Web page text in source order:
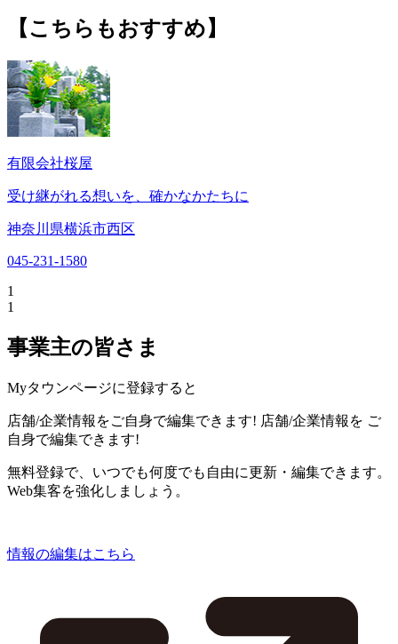
【こちらもおすすめ】
有限会社桜屋
受け継がれる想いを、確かなかたちに
神奈川県横浜市西区
045-231-1580
1
1
事業主の皆さま
Myタウンページに登録すると
店舗/企業情報をご自身で編集できます! 店舗/企業情報を ご
自身で編集できます!
無料登録で、いつでも何度でも自由に更新・編集できます。
Web集客を強化しましょう。
情報の編集はこちら